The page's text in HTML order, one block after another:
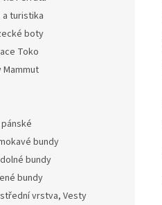
a turistika
boty
Toko
Mammut
bundy
bundy
bundy
vrstva, Vesty